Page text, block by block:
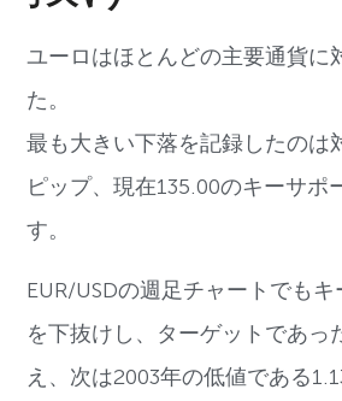
ユーロはほとんどの主要通貨に
た。
最も大きい下落を記録したのは
ピップ、現在135.00のキーサポ
す。
EUR/USDの週足チャートでも
を下抜けし、ターゲットであっ
え、次は2003年の低値である